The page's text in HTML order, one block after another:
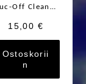
Muc-Off Cleaner, pesuaine
15,00 €
Ostoskorii
n